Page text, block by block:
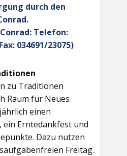
durch den
Telefon:
034691/23075)
zu Traditionen
Raum für Neues
einen
ein Erntedankfest und
Dazu nutzen
Freitag.